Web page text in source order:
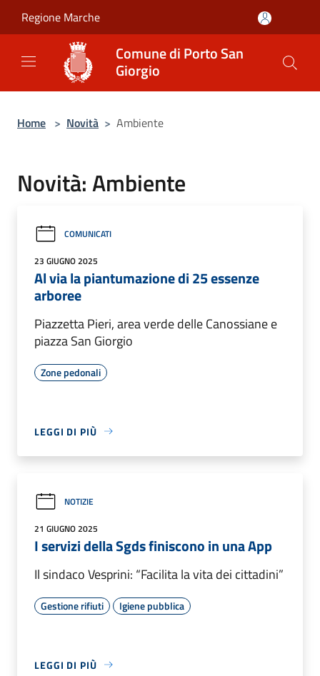
Regione Marche
Comune di Porto San
Giorgio
Home > Novità > Ambiente
Novità: Ambiente
COMUNICATI
23 GIUGNO 2025
Al via la piantumazione di 25 essenze
arboree
Piazzetta Pieri, area verde delle Canossiane e
piazza San Giorgio
Zone pedonali
LEGGI DI PIÙ
NOTIZIE
21 GIUGNO 2025
I servizi della Sgds finiscono in una App
Il sindaco Vesprini: “Facilita la vita dei cittadini”
Gestione rifiuti Igiene pubblica
LEGGI DI PIÙ